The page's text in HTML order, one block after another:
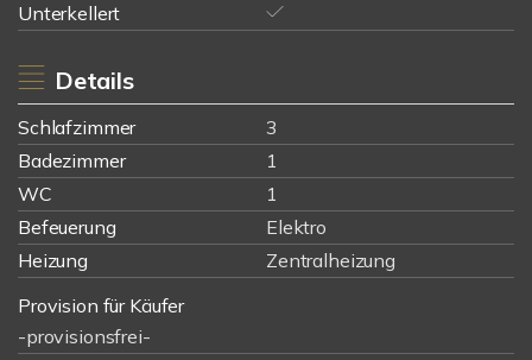
Unterkellert
Details
Schlafzimmer
3
Badezimmer
1
WC
1
Befeuerung
Elektro
Heizung
Zentralheizung
Provision für Käufer
-provisionsfrei-